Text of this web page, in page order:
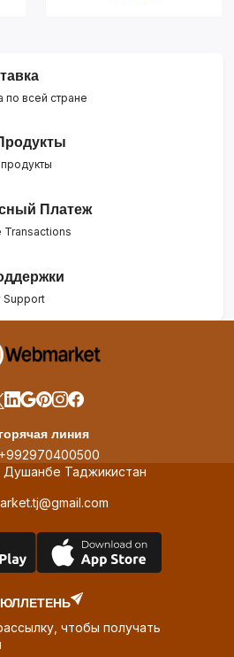
по всей стране
Платеж
Transactions
Support
линия
Таджикистан
чтобы получать